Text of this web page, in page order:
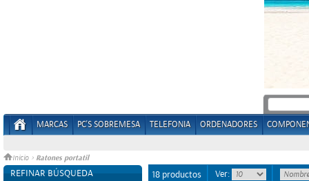
MARCAS PC'S SOBREMESA TELEFONIA ORDENADORES
Inicio > Ratones portatil
REFINAR BÚSQUEDA
18 productos Ver: